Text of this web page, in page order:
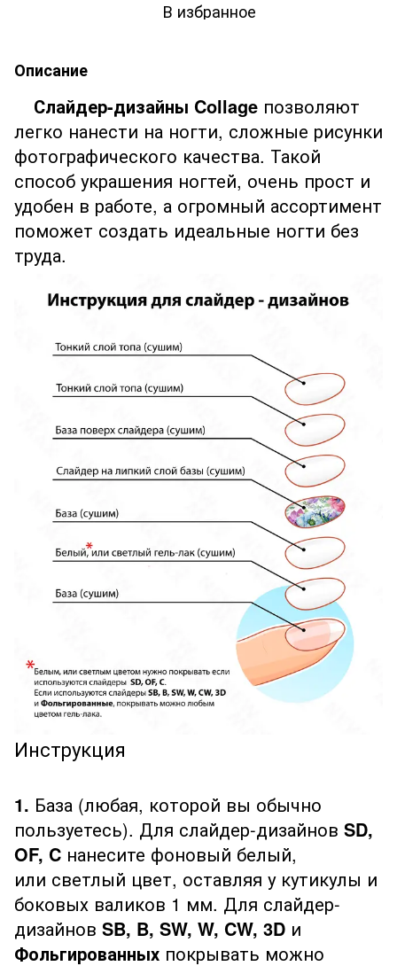
В избранное
Описание
Слайдер-дизайны Collage позволяют
легко нанести на ногти, сложные рисунки
фотографического качества. Такой
способ украшения ногтей, очень прост и
удобен в работе, а огромный ассортимент
поможет создать идеальные ногти без
труда.
Инструкция
1. База (любая, которой вы обычно
пользуетесь). Для слайдер-дизайнов SD,
OF, C нанесите фоновый белый,
или светлый цвет, оставляя у кутикулы и
боковых валиков 1 мм. Для слайдер-
дизайнов SB, B, SW, W, CW, 3D и
Фольгированных покрывать можно